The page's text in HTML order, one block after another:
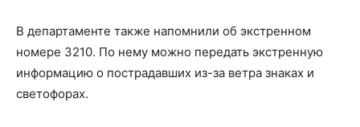
В департаменте также напомнили об экстренном
номере 3210. По нему можно передать экстренную
информацию о пострадавших из-за ветра знаках и
светофорах.